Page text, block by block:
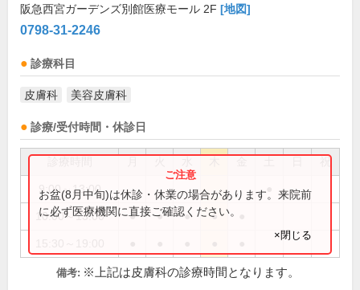
阪急西宮ガーデンズ別館医療モール 2F [地図]
0798-31-2246
診療科目
皮膚科 美容皮膚科
診療/受付時間・休診日
祝
9:00～13:00
10:00～13:00 ● ● ● ●
お盆(8月中旬)は休診・休業の場合があります。来院前
に必ず医療機関に直接ご確認ください。
×閉じる
備考: ※上記は皮膚科の診療時間となります。